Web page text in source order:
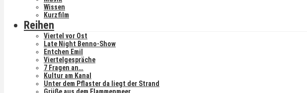
Wissen
Kurzfilm
Reihen
Viertel vor Ost
Late Night Benno-Show
Entchen Emil
Viertelgespräche
7 Fragen an…
Kultur am Kanal
Unter dem Pflaster da liegt der Strand